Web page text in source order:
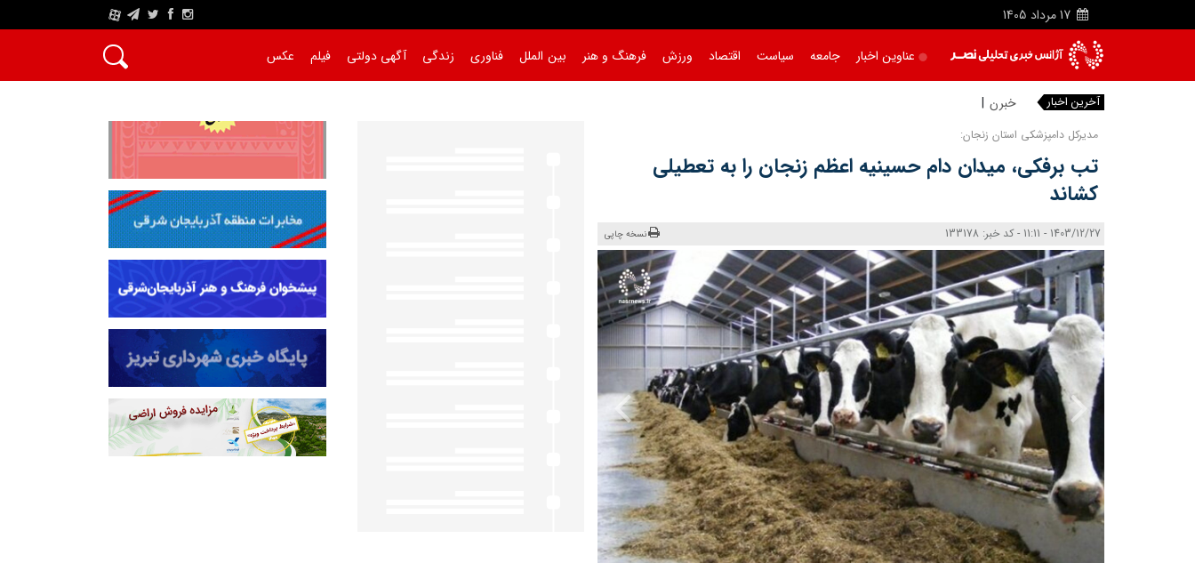
17 مرداد 1405
A
عناوین اخبار جامعه سیاست اقتصاد ورزش فرهنگ و هنر بین الملل فناوری زندگی آگهی دولتی فیلم عکس
آخرین اخبار
مدیرکل دامپزشکی استان زنجان:
تب برفکی، میدان دام حسینیه اعظم زنجان را به تعطیلی
کشاند
1403/12/27 - 11:11 - کد خبر: 133178 نسخه چاپی